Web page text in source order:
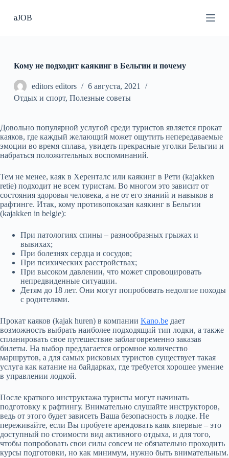
и
aJOB
Кому не подходит каякинг в Бельгии и почему
editors editors
6 августа, 2021
Отдых и спорт, Полезные советы
Довольно популярной услугой среди туристов является прокат
каяков, где каждый желающий может ощутить непередаваемые
эмоции во время сплава, увидеть прекрасные уголки Бельгии и
набраться положительных воспоминаний.
Тем не менее, каяк в Херенталс или каякинг в Рети (kajakken
retie) подходит не всем туристам. Во многом это зависит от
состояния здоровья человека, а не от его знаний и навыков в
рафтинге. Итак, кому противопоказан каякинг в Бельгии
(kajakken in belgie):
При патологиях спины – разнообразных грыжах и
вывихах;
При болезнях сердца и сосудов;
При психических расстройствах;
При высоком давлении, что может спровоцировать
непредвиденные ситуации.
Детям до 18 лет. Они могут попробовать недолгие походы
с родителями.
Прокат каяков (kajak huren) в компании Kano.be дает
возможность выбрать наиболее подходящий тип лодки, а также
спланировать свое путешествие заблаговременно заказав
билеты. На выбор предлагается огромное количество
маршрутов, а для самых рисковых туристов существует такая
услуга как катание на байдарках, где требуется хорошее умение
в управлении лодкой.
После краткого инструктажа туристы могут начинать
подготовку к рафтингу. Внимательно слушайте инструкторов,
ведь от этого будет зависеть Ваша безопасность в лодке. Не
переживайте, если Вы пробуете арендовать каяк впервые – это
доступный по стоимости вид активного отдыха, и для того,
чтобы попробовать свои силы совсем не обязательно проходить
курсы подготовки, но как минимум, нужно быть внимательным.